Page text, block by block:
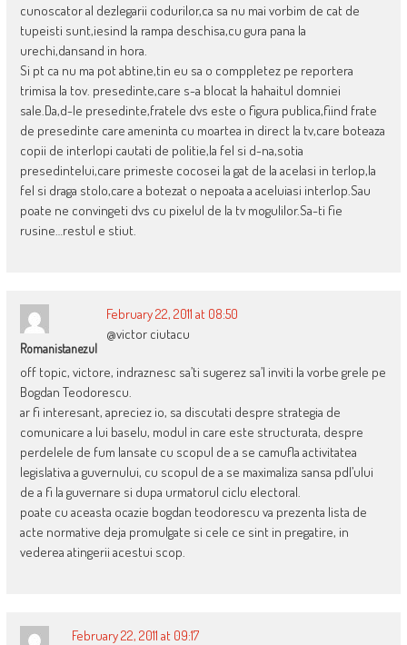
cunoscator al dezlegarii codurilor,ca sa nu mai vorbim de cat de
tupeisti sunt,iesind la rampa deschisa,cu gura pana la
urechi,dansand in hora.
Si pt ca nu ma pot abtine,tin eu sa o comppletez pe reportera
trimisa la tov. presedinte,care s-a blocat la hahaitul domniei
sale.Da,d-le presedinte,fratele dvs este o figura publica,fiind frate
de presedinte care ameninta cu moartea in direct la tv,care boteaza
copii de interlopi cautati de politie,la fel si d-na,sotia
presedintelui,care primeste cocosei la gat de la acelasi in terlop,la
fel si draga stolo,care a botezat o nepoata a aceluiasi interlop.Sau
poate ne convingeti dvs cu pixelul de la tv mogulilor.Sa-ti fie
rusine…restul e stiut.
Romanistanezul
February 22, 2011 at 08:50
@victor ciutacu
off topic, victore, indraznesc sa’ti sugerez sa’l inviti la vorbe grele pe
Bogdan Teodorescu.
ar fi interesant, apreciez io, sa discutati despre strategia de
comunicare a lui baselu, modul in care este structurata, despre
perdelele de fum lansate cu scopul de a se camufla activitatea
legislativa a guvernului, cu scopul de a se maximaliza sansa pdl’ului
de a fi la guvernare si dupa urmatorul ciclu electoral.
poate cu aceasta ocazie bogdan teodorescu va prezenta lista de
acte normative deja promulgate si cele ce sint in pregatire, in
vederea atingerii acestui scop.
February 22, 2011 at 09:17